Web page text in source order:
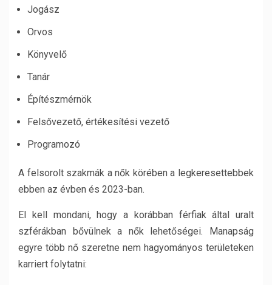
Jogász
Orvos
Könyvelő
Tanár
Építészmérnök
Felsővezető, értékesítési vezető
Programozó
A felsorolt ​​szakmák a nők körében a legkeresettebbek
ebben az évben és 2023-ban.
El kell mondani, hogy a korábban férfiak által uralt
szférákban bővülnek a nők lehetőségei. Manapság
egyre több nő szeretne nem hagyományos területeken
karriert folytatni: